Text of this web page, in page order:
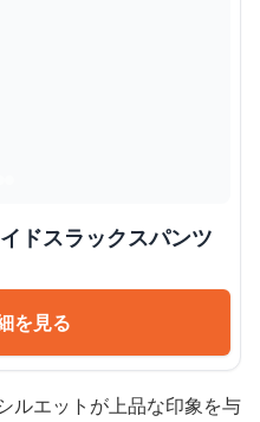
ドスラックスパンツ
を見る
ルエットが上品な印象を与